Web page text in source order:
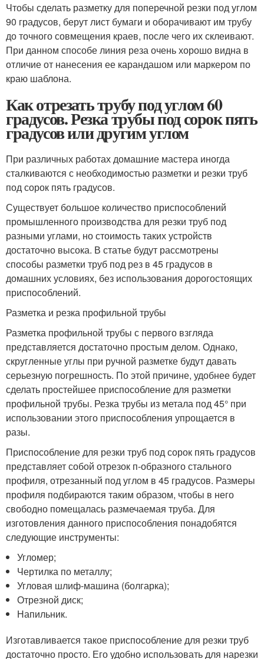
Чтобы сделать разметку для поперечной резки под углом
90 градусов, берут лист бумаги и оборачивают им трубу
до точного совмещения краев, после чего их склеивают.
При данном способе линия реза очень хорошо видна в
отличие от нанесения ее карандашом или маркером по
краю шаблона.
Как отрезать трубу под углом 60
градусов. Резка трубы под сорок пять
градусов или другим углом
При различных работах домашние мастера иногда
сталкиваются с необходимостью разметки и резки труб
под сорок пять градусов.
Существует большое количество приспособлений
промышленного производства для резки труб под
разными углами, но стоимость таких устройств
достаточно высока. В статье будут рассмотрены
способы разметки труб под рез в 45 градусов в
домашних условиях, без использования дорогостоящих
приспособлений.
Разметка и резка профильной трубы
Разметка профильной трубы с первого взгляда
представляется достаточно простым делом. Однако,
скругленные углы при ручной разметке будут давать
серьезную погрешность. По этой причине, удобнее будет
сделать простейшее приспособление для разметки
профильной трубы. Резка трубы из метала под 45° при
использовании этого приспособления упрощается в
разы.
Приспособление для резки труб под сорок пять градусов
представляет собой отрезок п-образного стального
профиля, отрезанный под углом в 45 градусов. Размеры
профиля подбираются таким образом, чтобы в него
свободно помещалась размечаемая труба. Для
изготовления данного приспособления понадобятся
следующие инструменты:
Угломер;
Чертилка по металлу;
Угловая шлиф-машина (болгарка);
Отрезной диск;
Напильник.
Изготавливается такое приспособление для резки труб
достаточно просто. Его удобно использовать для нарезки